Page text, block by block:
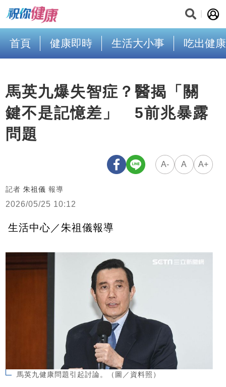
首頁 健康即時 生活大小事 吃出健康
馬英九爆失智症？醫揭「關
鍵不是記憶差」 5前兆暴露
問題
A- A A+
記者 朱祖儀 報導
2026/05/25 10:12
生活中心／朱祖儀報導
馬英九健康問題引起討論。（圖／資料照）